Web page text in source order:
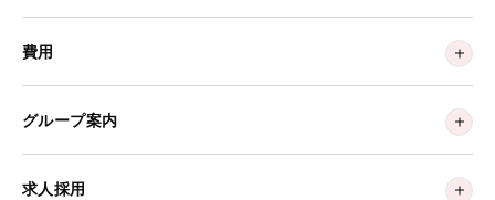
費用
グループ案内
求人採用